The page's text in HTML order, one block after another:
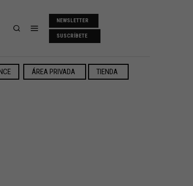
NEWSLETTER
SUSCRÍBETE
ÁREA PRIVADA TIENDA